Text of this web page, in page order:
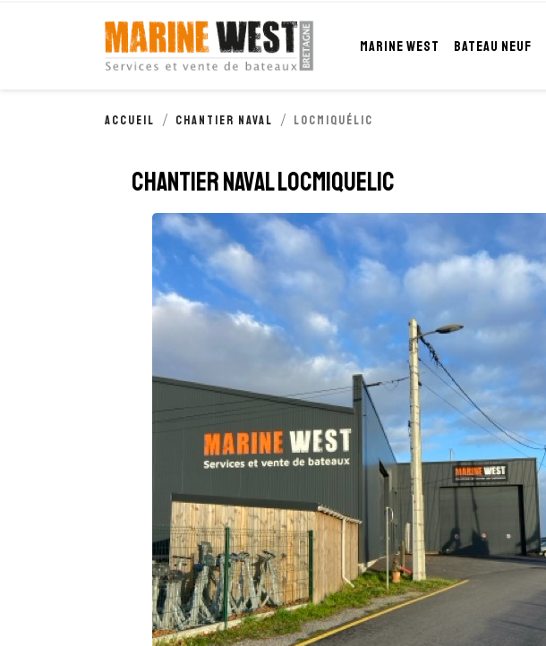
MARINE WEST BATEAU NEUF
Accueil Chantier naval Locmiquélic
Chantier naval LOCMIQUELIC